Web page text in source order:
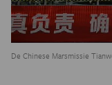
luchtdruk,
MOXIE (Mars
technologie-
De Chinese Marsmissie